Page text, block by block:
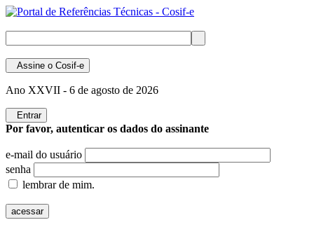
Assine o Cosif-e
Ano XXVII - 6 de agosto de 2026
Entrar
Por favor, autenticar os dados do assinante
e-mail do usuário
senha
lembrar de mim.